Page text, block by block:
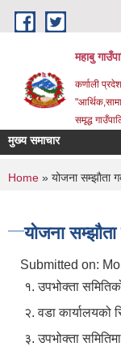
Skip to main content
महाबु
कर्णाली
समृद्ध
मुख्य समाचार
You are
Home » योजना सम्झाैता
योजना
Submitted on:
१. उपभोक्ता
२. वडा कार्यालयको
३. उपभोक्ता